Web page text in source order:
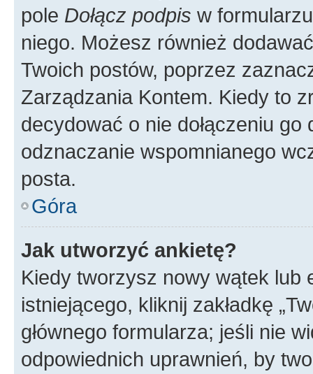
pole Dołącz podpis w
niego. Możesz również
Twoich postów, poprzez
Zarządzania Kontem. Kiedy to
decydować o nie dołączeniu
odznaczanie wspomnianego
posta.
Góra
Jak utworzyć ankietę?
Kiedy tworzysz nowy wątek lub
istniejącego, kliknij zakładkę
głównego formularza; jeśli nie
odpowiednich uprawnień, by